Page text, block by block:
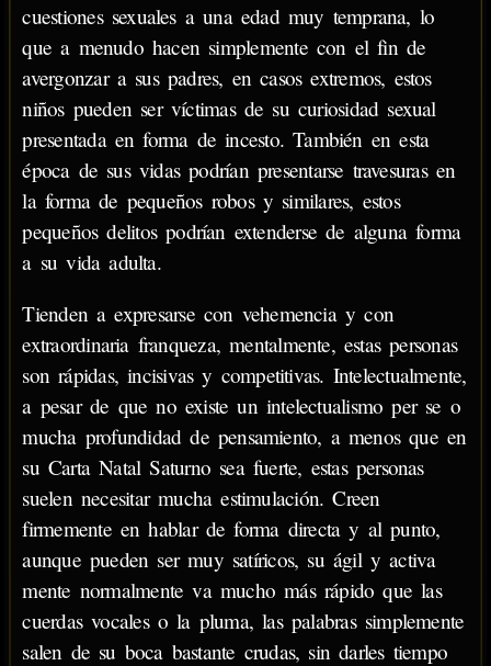
cuestiones sexuales a una edad muy temprana, lo
que a menudo hacen simplemente con el fin de
avergonzar a sus padres, en casos extremos, estos
niños pueden ser víctimas de su curiosidad sexual
presentada en forma de incesto. También en esta
época de sus vidas podrían presentarse travesuras en
la forma de pequeños robos y similares, estos
pequeños delitos podrían extenderse de alguna forma
a su vida adulta.
Tienden a expresarse con vehemencia y con
extraordinaria franqueza, mentalmente, estas personas
son rápidas, incisivas y competitivas. Intelectualmente,
a pesar de que no existe un intelectualismo per se o
mucha profundidad de pensamiento, a menos que en
su Carta Natal Saturno sea fuerte, estas personas
suelen necesitar mucha estimulación. Creen
firmemente en hablar de forma directa y al punto,
aunque pueden ser muy satíricos, su ágil y activa
mente normalmente va mucho más rápido que las
cuerdas vocales o la pluma, las palabras simplemente
salen de su boca bastante crudas, sin darles tiempo